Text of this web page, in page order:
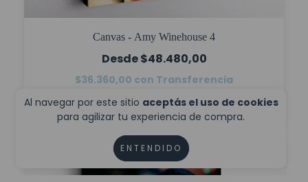
Al navegar por este sitio aceptás el uso de cookies
para agilizar tu experiencia de compra.
ENTENDIDO
Canvas - Amy Winehouse 4
$48.480,00
$36.360,00 con Transferencia
6cuotas sin interés de$8.080,00